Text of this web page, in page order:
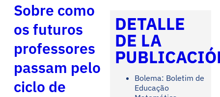
Sobre como
os futuros
professores
passam pelo
ciclo de
DETALLE
DE LA
Bolema: Boletim de
Educação